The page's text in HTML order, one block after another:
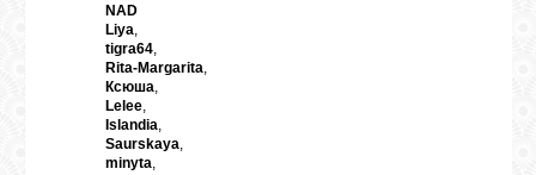
NAD
Liya,
tigra64,
Rita-Margarita,
Ксюша,
Lelee,
Islandia,
Saurskaya,
minyta,